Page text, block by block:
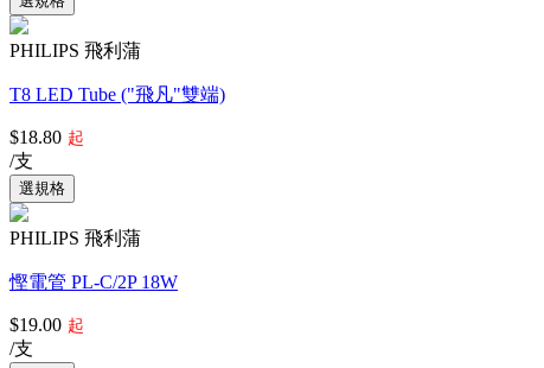
PHILIPS 飛利蒲
T8 LED Tube ("飛凡"雙端)
$18.80 起
/支
PHILIPS 飛利蒲
慳電管 PL-C/2P 18W
$19.00 起
/支